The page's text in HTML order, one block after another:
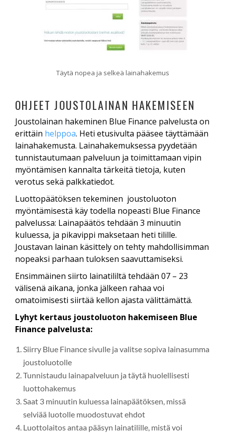
Täytä nopea ja selkeä lainahakemus
OHJEET JOUSTOLAINAN HAKEMISEEN
Joustolainan hakeminen Blue Finance palvelusta on
erittäin helppoa. Heti etusivulta pääsee täyttämään
lainahakemusta. Lainahakemuksessa pyydetään
tunnistautumaan palveluun ja toimittamaan vipin
myöntämisen kannalta tärkeitä tietoja, kuten
verotus sekä palkkatiedot.
Luottopäätöksen tekeminen joustoluoton
myöntämisestä käy todella nopeasti Blue Finance
palvelussa: Lainapäätös tehdään 3 minuutin
kuluessa, ja pikavippi maksetaan heti tilille.
Joustavan lainan käsittely on tehty mahdollisimman
nopeaksi parhaan tuloksen saavuttamiseksi.
Ensimmäinen siirto lainatililtä tehdään 07 – 23
välisenä aikana, jonka jälkeen rahaa voi
omatoimisesti siirtää kellon ajasta välittämättä.
Lyhyt kertaus joustoluoton hakemiseen Blue
Finance palvelusta:
Siirry Blue Finance sivulle ja valitse sopiva lainasumma
joustoluotolle
Tunnistaudu lainapalveluun ja täytä huolellisesti
luottohakemus
Saat 3 minuutin kuluessa lainapäätöksen, missä
selviää luotolle muodostuvat ehdot
Luottolaitos antaa pääsyn lainatilille, mistä voi